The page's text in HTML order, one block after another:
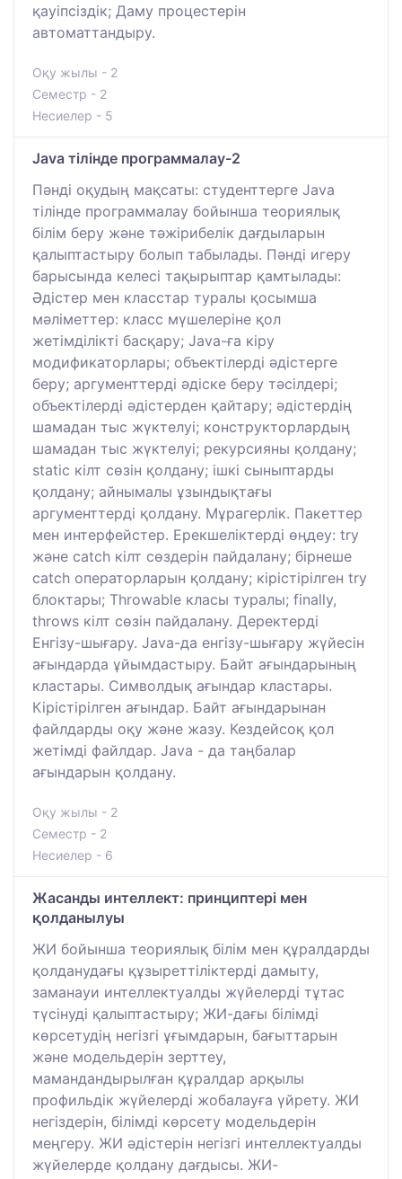
қауіпсіздік; Даму процестерін
автоматтандыру.
Оқу жылы - 2
Семестр - 2
Несиелер - 5
Java тілінде программалау-2
Пәнді оқудың мақсаты: студенттерге Java
тілінде программалау бойынша теориялық
білім беру және тәжірибелік дағдыларын
қалыптастыру болып табылады. Пәнді игеру
барысында келесі тақырыптар қамтылады:
Әдістер мен класстар туралы қосымша
мәліметтер: класс мүшелеріне қол
жетімділікті басқару; Java-ға кіру
модификаторлары; объектілерді әдістерге
беру; аргументтерді әдіске беру тәсілдері;
объектілерді әдістерден қайтару; әдістердің
шамадан тыс жүктелуі; конструкторлардың
шамадан тыс жүктелуі; рекурсияны қолдану;
static кілт сөзін қолдану; ішкі сыныптарды
қолдану; айнымалы ұзындықтағы
аргументтерді қолдану. Мұрагерлік. Пакеттер
мен интерфейстер. Ерекшеліктерді өңдеу: try
және catch кілт сөздерін пайдалану; бірнеше
catch операторларын қолдану; кірістірілген try
блоктары; Throwable класы туралы; finally,
throws кілт сөзін пайдалану. Деректерді
Енгізу-шығару. Java-да енгізу-шығару жүйесін
ағындарда ұйымдастыру. Байт ағындарының
кластары. Символдық ағындар кластары.
Кірістірілген ағындар. Байт ағындарынан
файлдарды оқу және жазу. Кездейсоқ қол
жетімді файлдар. Java - да таңбалар
ағындарын қолдану.
Оқу жылы - 2
Семестр - 2
Несиелер - 6
Жасанды интеллект: принциптері мен
қолданылуы
ЖИ бойынша теориялық білім мен құралдарды
қолданудағы құзыреттіліктерді дамыту,
заманауи интеллектуалды жүйелерді тұтас
түсінуді қалыптастыру; ЖИ-дағы білімді
көрсетудің негізгі ұғымдарын, бағыттарын
және модельдерін зерттеу,
мамандандырылған құралдар арқылы
профильдік жүйелерді жобалауға үйрету. ЖИ
негіздерін, білімді көрсету модельдерін
меңгеру. ЖИ әдістерін негізгі интеллектуалды
жүйелерде қолдану дағдысы. ЖИ-